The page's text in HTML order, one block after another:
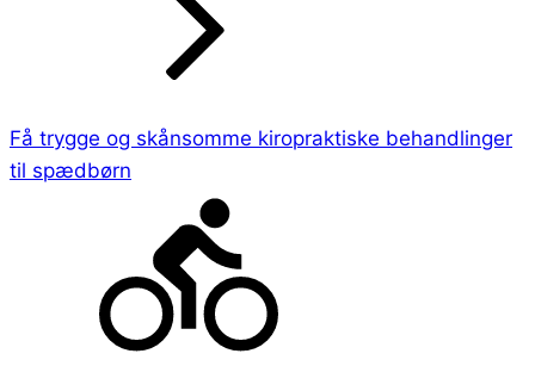
Få trygge og skånsomme kiropraktiske behandlinger
til spædbørn